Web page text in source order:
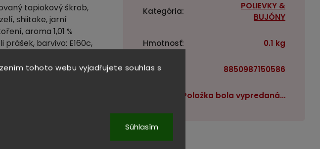
tohoto webu vyjadřujete souhlas s
Súhlasím
tapiokový škrob,
shiitake, jarní
aroma 1,01 %
prášek, barvivo: E160c,
palmový
Kategória:
POLIEVKY &
BUJÓNY
Hmotnosť: 0.1 kg
EAN: 8850987150586
Položka bola vypredaná…